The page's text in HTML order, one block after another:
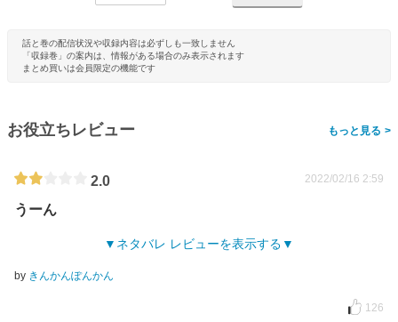
話と巻の配信状況や収録内容は必ずしも一致しません
「収録巻」の案内は、情報がある場合のみ表示されます
まとめ買いは会員限定の機能です
お役立ちレビュー >
2.0 2022/02/16 2:59
うーん
ネタバレ レビューを表示する
by きんかんぽんかん
126